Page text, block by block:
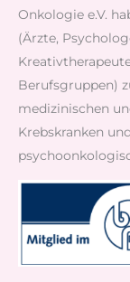
Onkologie e.V.
(Ärzte,
Berufsgruppen)
medizinischen
Krebskranken